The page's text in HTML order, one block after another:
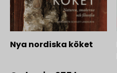
Nya nordiska köket